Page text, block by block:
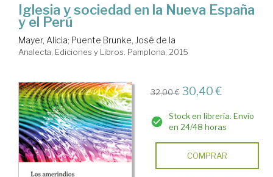
Iglesia y sociedad en la Nueva España
y el Perú
Mayer, Alicia; Puente Brunke, José de la
Analecta, Ediciones y Libros. Pamplona, 2015
32,00 € 30,40 €
Stock en librería. Envío
en 24/48 horas
COMPRAR